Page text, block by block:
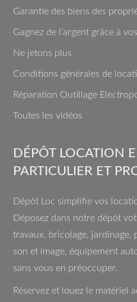
Garantie des biens des
Gagnez de l’argent grâce à
Ne jetons plus
Conditions générales de
Réparation Outillage
Toutes les vidéos
DÉPÔT LOCATION
PARTICULIER ET
Dépôt Loc simplifie vos
Déposez dans notre dépôt
travaux, bricolage, jardinage,
son et image, équipement
sans vous en préoccuper.
Réservez et louez le matériel